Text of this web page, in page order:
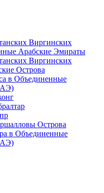
Виргинских
Арабские Эмираты
Виргинских
Острова
в Объединенные
Острова
в Объединенные